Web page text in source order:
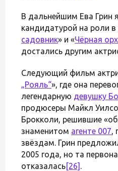
В дальнейшим Ева Грин
кандидатурой на роли
садовник» и «Чёрная
достались другим
Следующий фильм
„Рояль“», где она
легендарную девушку
продюсеры Майкл
Брокколи, решившие
знаменитом агенте 007,
звёздам. Грин
2005 года, но та
отказалась[26] .